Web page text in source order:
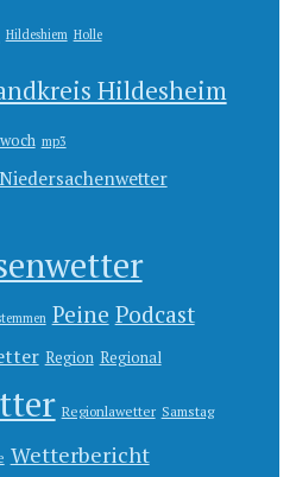
Hildeshiem Holle
Hildesheim
mp3
Niedersachenwetter
Peine Podcast
Region Regional
Regionlawetter Samstag
Wetterbericht